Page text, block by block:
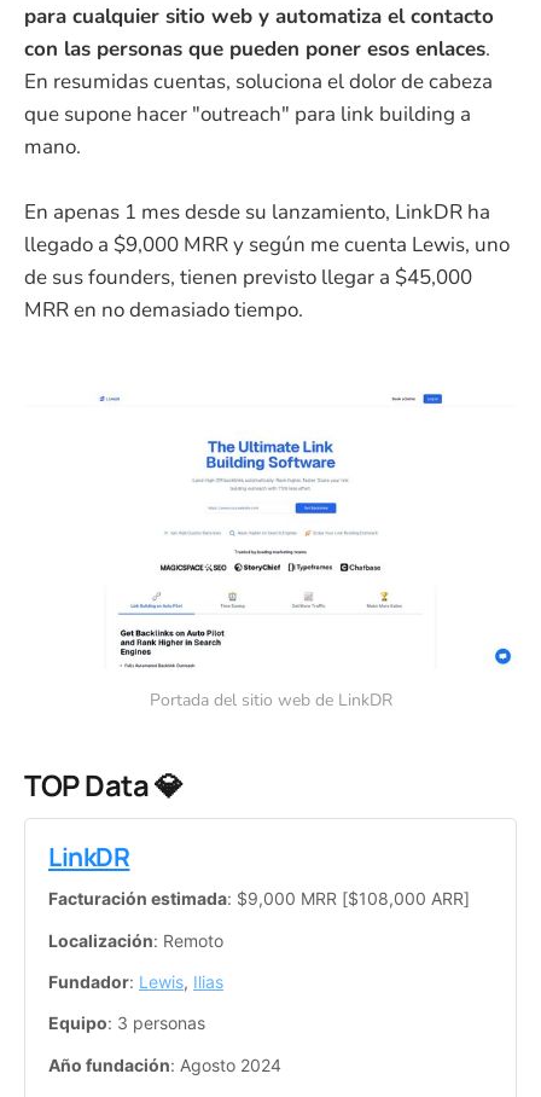
para cualquier sitio web y automatiza el contacto
con las personas que pueden poner esos enlaces.
En resumidas cuentas, soluciona el dolor de cabeza
que supone hacer "outreach" para link building a
mano.
En apenas 1 mes desde su lanzamiento, LinkDR ha
llegado a $9,000 MRR y según me cuenta Lewis, uno
de sus founders, tienen previsto llegar a $45,000
MRR en no demasiado tiempo.
Portada del sitio web de LinkDR
TOP Data 💎
LinkDR
Facturación estimada: $9,000 MRR [$108,000 ARR]
Localización: Remoto
Fundador: Lewis, Ilias
Equipo: 3 personas
Año fundación: Agosto 2024